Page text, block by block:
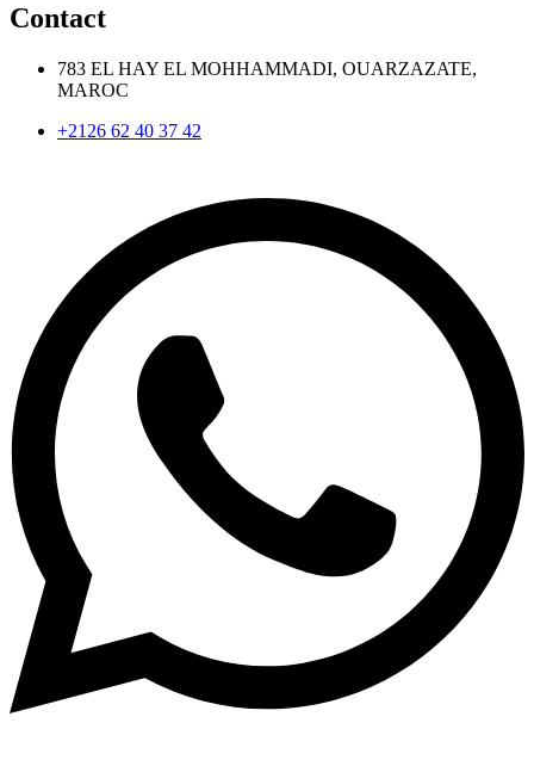
Contact
783 EL HAY EL MOHHAMMADI, OUARZAZATE,
MAROC
+2126 62 40 37 42